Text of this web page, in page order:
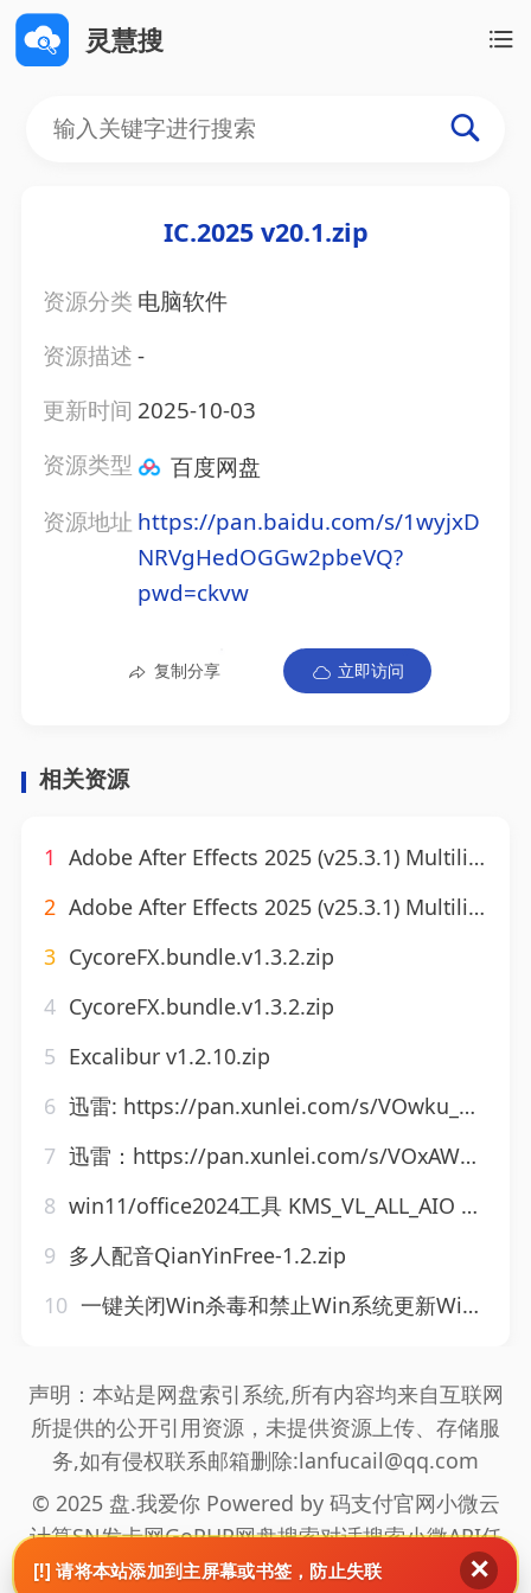
灵慧搜
IC.2025 v20.1.zip
资源分类 电脑软件
资源描述-
更新时间 2025-10-03
资源类型
百度网盘
资源地址 https://pan.baidu.com/s/1wyjxD
NRVgHedOGGw2pbeVQ?
pwd=ckvw
复制分享 立即访问
相关资源
1 Adobe After Effects 2025 (v25.3.1) Multilingual.zip
2 Adobe After Effects 2025 (v25.3.1) Multilingual.zip
3 CycoreFX.bundle.v1.3.2.zip
4 CycoreFX.bundle.v1.3.2.zip
5 Excalibur v1.2.10.zip
6 迅雷: https://pan.xunlei.com/s/VOwku_3LOm9dH5AP5m7umnA1?pwd=wvwf 炽夏.1080P更 29【超前完结】
7 迅雷：https://pan.xunlei.com/s/VOxAWxIKvY5EMUV19opiz843A1?pwd=pvt4# 问心2.1080P更 40【超前完结】
8 win11/office2024工具 KMS_VL_ALL_AIO v55 中/英文免费绿色版
9 多人配音QianYinFree-1.2.zip
10 一键关闭Win杀毒和禁止Win系统更新Windows11轻松设置1.11.zip
声明：本站是网盘索引系统,所有内容均来自互联网
所提供的公开引用资源，未提供资源上传、存储服
务,如有侵权联系邮箱删除:lanfucail@qq.com
© 2025 盘.我爱你 Powered by 码支付官网小微云
计算SN发卡网GoPHP网盘搜索对话搜索小微API任
推邦拉新海通盟拉新真爱旅舍 网站地图
[!] 请将本站添加到主屏幕或书签，防止失联 ✕